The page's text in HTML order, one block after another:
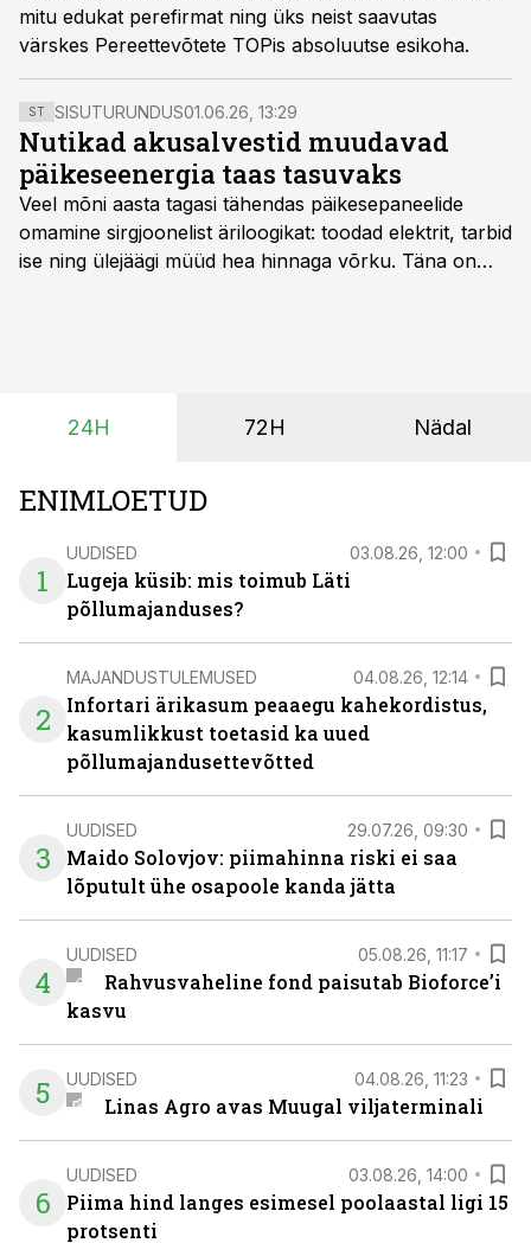
mitu edukat perefirmat ning üks neist saavutas
värskes Pereettevõtete TOPis absoluutse esikoha.
ST SISUTURUNDUS01.06.26, 13:29
Nutikad akusalvestid muudavad
päikeseenergia taas tasuvaks
Veel mõni aasta tagasi tähendas päikesepaneelide
omamine sirgjoonelist äriloogikat: toodad elektrit, tarbid
ise ning ülejäägi müüd hea hinnaga võrku. Täna on
põllumajandusettevõtete jaoks üheks olulisemaks
24H 72H Nädal
ENIMLOETUD
1
UUDISED 03.08.26, 12:00
Lugeja küsib: mis toimub Läti
põllumajanduses?
2
MAJANDUSTULEMUSED 04.08.26, 12:14
Infortari ärikasum peaaegu kahekordistus,
kasumlikkust toetasid ka uued
põllumajandusettevõtted
3
UUDISED 29.07.26, 09:30
Maido Solovjov: piimahinna riski ei saa
lõputult ühe osapoole kanda jätta
4
UUDISED 05.08.26, 11:17
Rahvusvaheline fond paisutab Bioforce’i
kasvu
5 UUDISED 04.08.26, 11:23
Linas Agro avas Muugal viljaterminali
6
UUDISED 03.08.26, 14:00
Piima hind langes esimesel poolaastal ligi 15
protsenti